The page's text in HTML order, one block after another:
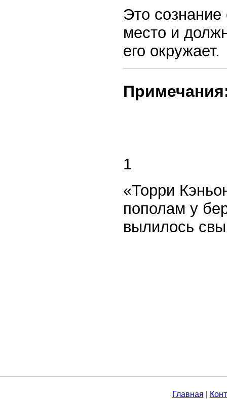
Это сознание
место и
его окружает.
1
«Торри
пополам у
вылилось
Главная